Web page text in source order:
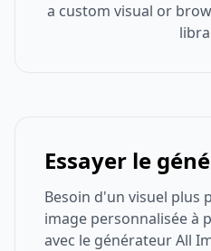
a custom visual or
Essayer le
Besoin d'un visuel plus
image personnalisée à
avec le générateur All